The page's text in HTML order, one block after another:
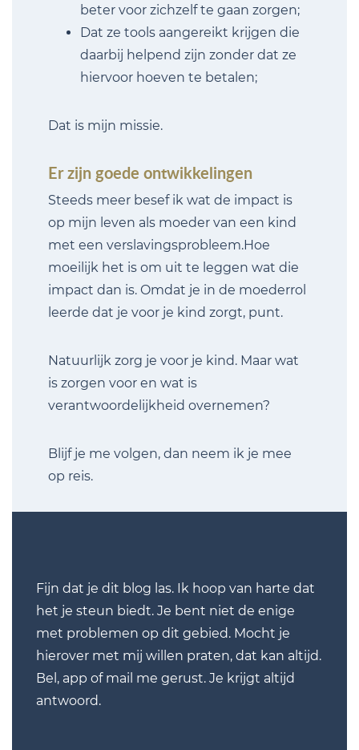
beter voor zichzelf te gaan zorgen;
Dat ze tools aangereikt krijgen die
daarbij helpend zijn zonder dat ze
hiervoor hoeven te betalen;
Dat is mijn missie.
Er zijn goede ontwikkelingen
Steeds meer besef ik wat de impact is
op mijn leven als moeder van een kind
met een verslavingsprobleem.Hoe
moeilijk het is om uit te leggen wat die
impact dan is. Omdat je in de moederrol
leerde dat je voor je kind zorgt, punt.
Natuurlijk zorg je voor je kind. Maar wat
is zorgen voor en wat is
verantwoordelijkheid overnemen?
Blijf je me volgen, dan neem ik je mee
op reis.
Fijn dat je dit blog las. Ik hoop van harte dat
het je steun biedt. Je bent niet de enige
met problemen op dit gebied. Mocht je
hierover met mij willen praten, dat kan altijd.
Bel, app of mail me gerust. Je krijgt altijd
antwoord.